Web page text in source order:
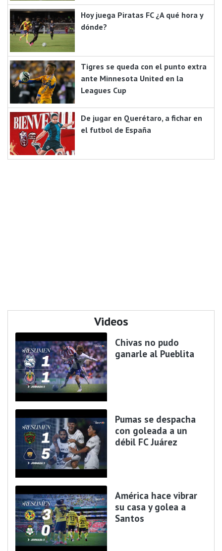
Hoy juega Piratas FC ¿A qué hora y
dónde?
Tigres se queda con el punto extra
ante Minnesota United en la
Leagues Cup
De jugar en Querétaro, a fichar en
el futbol de España
Videos
Chivas no pudo
ganarle al Pueblita
Pumas se despacha
con goleada a un
débil FC Juárez
América hace vibrar
su casa y golea a
Santos